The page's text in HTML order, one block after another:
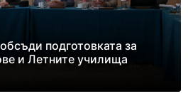
подготовката за
и Летните училища